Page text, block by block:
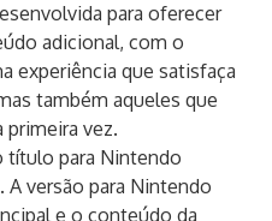
para oferecer
adicional, com o
experiência que satisfaça
também aqueles que
primeira vez.
título para Nintendo
versão para Nintendo
e o conteúdo da